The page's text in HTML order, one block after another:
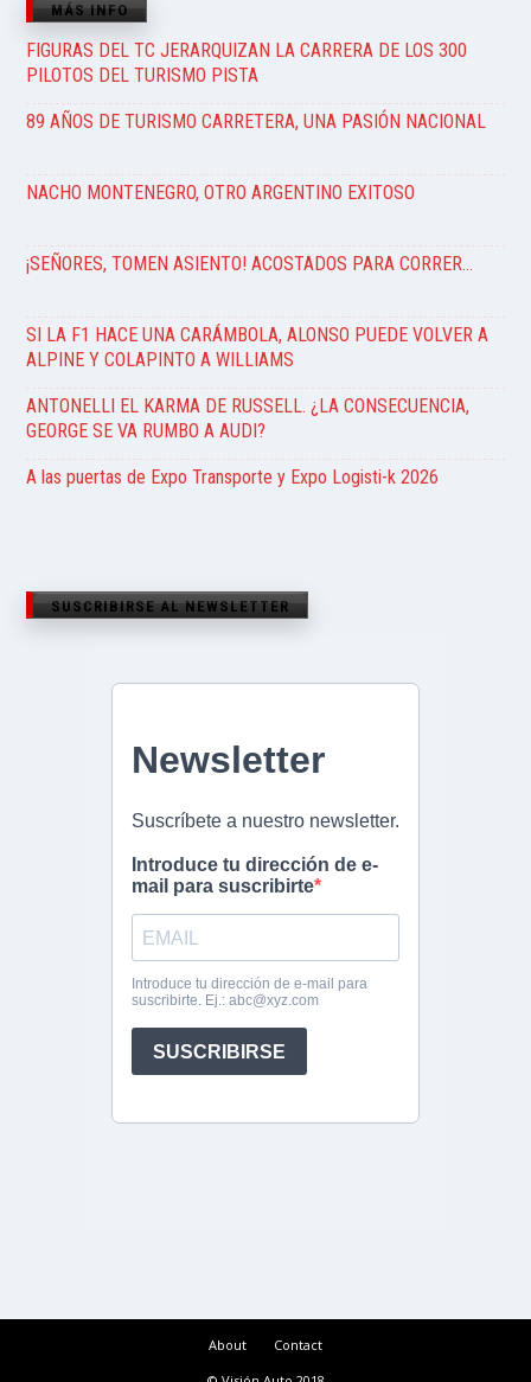
MÁS INFO
FIGURAS DEL TC JERARQUIZAN LA CARRERA DE LOS 300
PILOTOS DEL TURISMO PISTA
89 AÑOS DE TURISMO CARRETERA, UNA PASIÓN NACIONAL
NACHO MONTENEGRO, OTRO ARGENTINO EXITOSO
¡SEÑORES, TOMEN ASIENTO! ACOSTADOS PARA CORRER…
SI LA F1 HACE UNA CARÁMBOLA, ALONSO PUEDE VOLVER A
ALPINE Y COLAPINTO A WILLIAMS
ANTONELLI EL KARMA DE RUSSELL. ¿LA CONSECUENCIA,
GEORGE SE VA RUMBO A AUDI?
A las puertas de Expo Transporte y Expo Logisti-k 2026
SUSCRIBIRSE AL NEWSLETTER
About
Contact